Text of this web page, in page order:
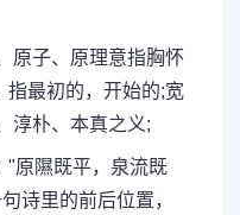
原子、原理意指胸怀
指最初的，开始的;宽
淳朴、本真之义;
"原隰既平，泉流既
诗里的前后位置，